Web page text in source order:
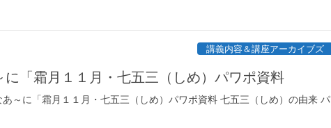
講義内容＆講座アーカイブズ
「霜月１１月・七五三（しめ）パワポ資料
～に「霜月１１月・七五三（しめ）パワポ資料 七五三（しめ）の由来 パ